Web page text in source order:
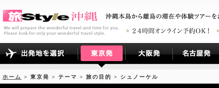
ホーム > 東京発 > テーマ > 旅の目的 > シュノーケル